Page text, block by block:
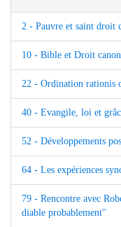
2 - Pauvre et saint droit
10 - Bible et Droit
22 - Ordination rationis
40 - Evangile, loi et
52 - Développements
64 - Les expériences
79 - Rencontre avec
diable probablement"